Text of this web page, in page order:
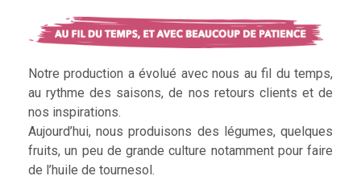
Notre production a évolué avec nous au fil du temps,
au rythme des saisons, de nos retours clients et de
nos inspirations.
Aujourd’hui, nous produisons des légumes, quelques
fruits, un peu de grande culture notamment pour faire
de l’huile de tournesol.